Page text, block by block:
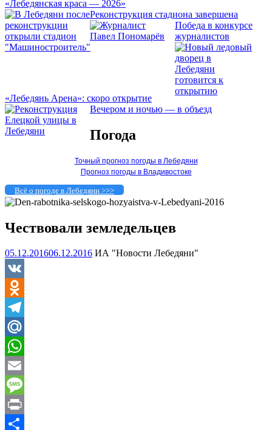
«Лебедянская краса — 2026»
Реконструкция стадиона завершена
Победа в конкурсе
журналистов
«Лебедянь Арена»: скоро открытие
Вечером и ночью — в объезд
Погода
Точный прогноз погоды в Лебедяни
Прогноз погоды в Владивостоке
Всё о погоде в Лебедяни >>>
Чествовали земледельцев
05.12.201606.12.2016 ИА "Новости Лебедяни"
VK
Odnoklassniki
Telegram
Mail.Ru
WhatsApp
Email
Message
Print